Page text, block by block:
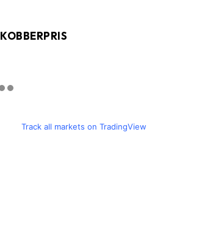
KOBBERPRIS
Track all markets on TradingView